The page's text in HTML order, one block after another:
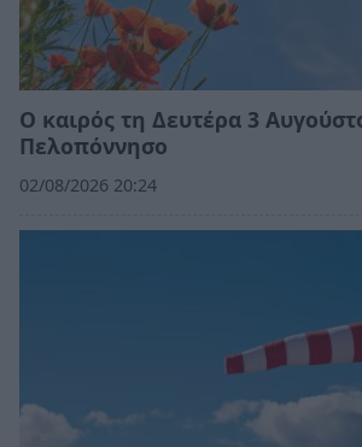
Ο καιρός τη Δευτέρα 3
Πελοπόννησο
02/08/2026 20:24